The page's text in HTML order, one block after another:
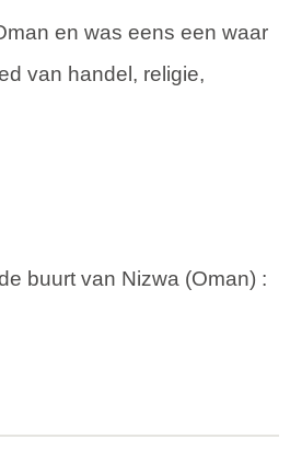
en was eens een waar
van handel, religie,
buurt van Nizwa (Oman) :